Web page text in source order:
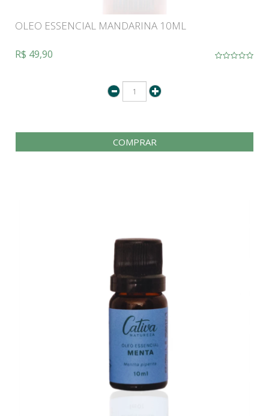
OLEO ESSENCIAL MANDARINA 10ML
R$ 49,90
COMPRAR